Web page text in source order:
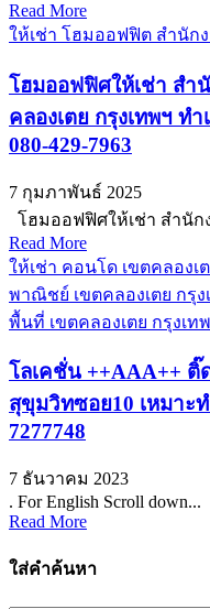
Read More
ให้เช่า โฮมออฟฟิต สำนัก
โฮมออฟฟิศให้เช่า สำ
คลองเตย กรุงเทพฯ ท
080-429-7963
7 กุมภาพันธ์ 2025
โฮมออฟฟิศให้เช่า สำนัก
Read More
ให้เช่า คอนโด เขตคลองเ
พาณิชย์ เขตคลองเตย กรุง
พื้นที่ เขตคลองเตย กรุงเทพ
โลเคชั่น ++AAA++
สุขุมวิทซอย10 เหมาะ
7277748
7 ธันวาคม 2023
. For English Scroll down...
Read More
ใส่คำค้นหา